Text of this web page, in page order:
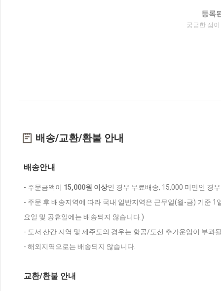
등록
궁금한 점
배송/교환/환불 안내
배송안내
- 주문금액이 15,000원 이상인 경우 무료배송, 15,000 미만인 경
- 주문 후 배송지역에 따라 국내 일반지역은 근무일(월-금) 기준
요일 및 공휴일에는 배송되지 않습니다.)
- 도서 산간 지역 및 제주도의 경우는 항공/도선 추가운임이 부과
- 해외지역으로는 배송되지 않습니다.
교환/환불 안내